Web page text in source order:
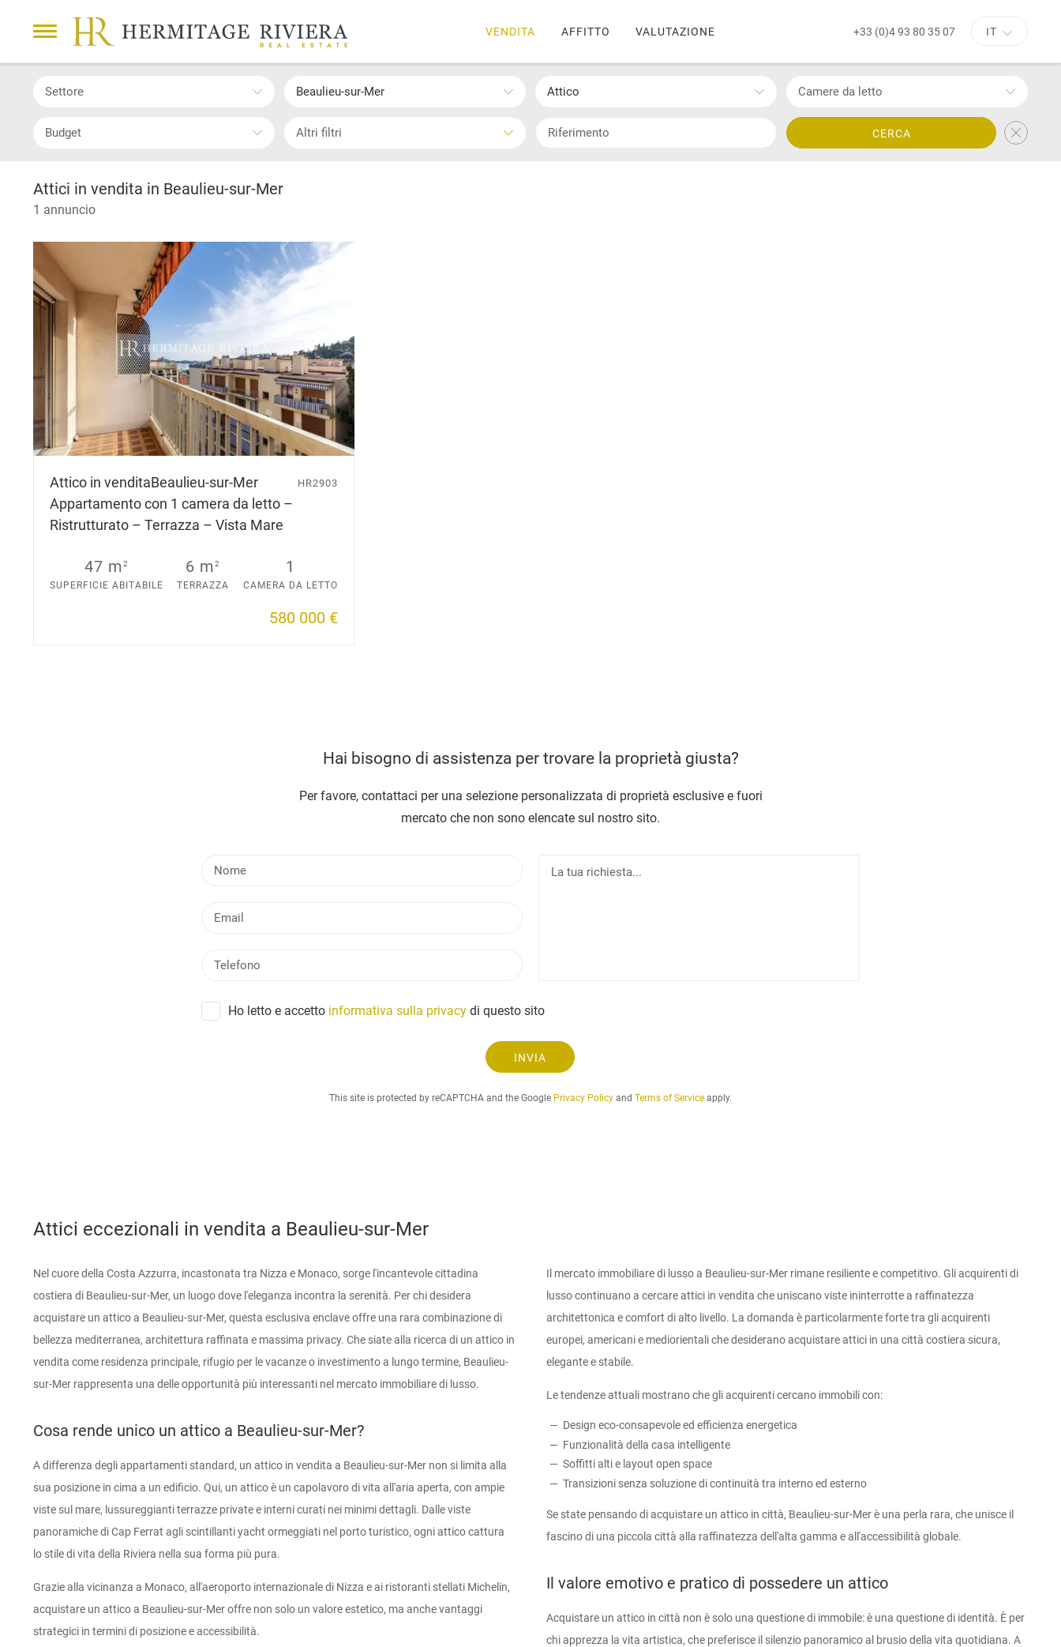
VENDITA AFFITTO VALUTAZIONE +33 (0)4 93 80 35 07 IT
Settore Beaulieu-sur-Mer Attico Camere da letto
Budget Altri filtri CERCA
Attici in vendita in Beaulieu-sur-Mer
1 annuncio
Attico in venditaBeaulieu-sur-Mer
Appartamento con 1 camera da letto –
Ristrutturato – Terrazza – Vista Mare
HR2903
47 m2
SUPERFICIE ABITABILE
6 m2
TERRAZZA
1
CAMERA DA LETTO
580 000 €
Hai bisogno di assistenza per trovare la proprietà giusta?
Per favore, contattaci per una selezione personalizzata di proprietà esclusive e fuori
mercato che non sono elencate sul nostro sito.
e
.
Ho letto e accetto informativa sulla privacy di questo sito
INVIA
This site is protected by reCAPTCHA and the Google Privacy Policyand Terms of Serviceapply.
Attici eccezionali in vendita a Beaulieu-sur-Mer
Nel cuore della Costa Azzurra, incastonata tra Nizza e Monaco, sorge l'incantevole cittadina
costiera di Beaulieu-sur-Mer, un luogo dove l'eleganza incontra la serenità. Per chi desidera
acquistare un attico a Beaulieu-sur-Mer, questa esclusiva enclave offre una rara combinazione di
bellezza mediterranea, architettura raffinata e massima privacy. Che siate alla ricerca di un attico in
vendita come residenza principale, rifugio per le vacanze o investimento a lungo termine, Beaulieu-
sur-Mer rappresenta una delle opportunità più interessanti nel mercato immobiliare di lusso.
Cosa rende unico un attico a Beaulieu-sur-Mer?
A differenza degli appartamenti standard, un attico in vendita a Beaulieu-sur-Mer non si limita alla
sua posizione in cima a un edificio. Qui, un attico è un capolavoro di vita all'aria aperta, con ampie
viste sul mare, lussureggianti terrazze private e interni curati nei minimi dettagli. Dalle viste
panoramiche di Cap Ferrat agli scintillanti yacht ormeggiati nel porto turistico, ogni attico cattura
lo stile di vita della Riviera nella sua forma più pura.
Grazie alla vicinanza a Monaco, all'aeroporto internazionale di Nizza e ai ristoranti stellati Michelin,
acquistare un attico a Beaulieu-sur-Mer offre non solo un valore estetico, ma anche vantaggi
strategici in termini di posizione e accessibilità.
Il mercato immobiliare di lusso a Beaulieu-sur-Mer rimane resiliente e competitivo. Gli acquirenti di
lusso continuano a cercare attici in vendita che uniscano viste ininterrotte a raffinatezza
architettonica e comfort di alto livello. La domanda è particolarmente forte tra gli acquirenti
europei, americani e mediorientali che desiderano acquistare attici in una città costiera sicura,
elegante e stabile.
Le tendenze attuali mostrano che gli acquirenti cercano immobili con:
Design eco-consapevole ed efficienza energetica
Funzionalità della casa intelligente
Soffitti alti e layout open space
Transizioni senza soluzione di continuità tra interno ed esterno
Se state pensando di acquistare un attico in città, Beaulieu-sur-Mer è una perla rara, che unisce il
fascino di una piccola città alla raffinatezza dell'alta gamma e all'accessibilità globale.
Il valore emotivo e pratico di possedere un attico
Acquistare un attico in città non è solo una questione di immobile: è una questione di identità. È per
chi apprezza la vita artistica, che preferisce il silenzio panoramico al brusio della vita quotidiana. A